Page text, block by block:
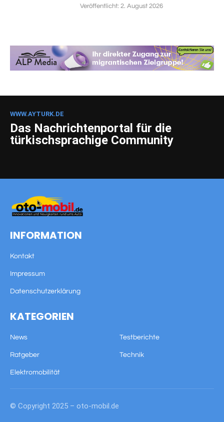
Veröffentlicht: 2. August 2026
INFORMATION
Kontakt
Impressum
Datenschutzerklärung
KATEGORIEN
News Testberichte
Ratgeber Technik
Elektromobilität
© Copyright 2025 – oto-mobil.de
WWW.AYTURK.DE
Das Nachrichtenportal für die
türkischsprachige Community